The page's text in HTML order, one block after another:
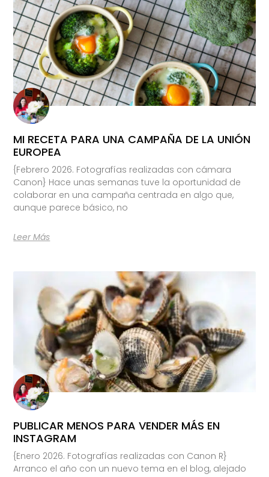
MI RECETA PARA UNA CAMPAÑA DE LA UNIÓN
EUROPEA
{Febrero 2026. Fotografías realizadas con cámara
Canon} Hace unas semanas tuve la oportunidad de
colaborar en una campaña centrada en algo que,
aunque parece básico, no
Leer Más
PUBLICAR MENOS PARA VENDER MÁS EN
INSTAGRAM
{Enero 2026. Fotografías realizadas con Canon R}
Arranco el año con un nuevo tema en el blog, alejado